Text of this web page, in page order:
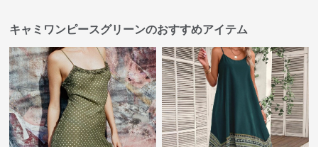
キャミワンピースグリーンのおすすめアイテム